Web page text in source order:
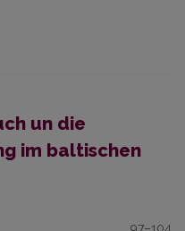
un die
im baltischen